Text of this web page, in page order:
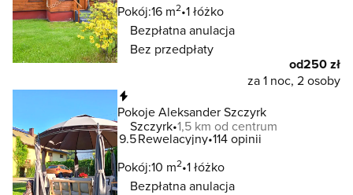
Pokój:16 m2 1 łóżko
Bezpłatna anulacja
Bez przedpłaty
od250 zł
za 1 noc, 2 osoby
Pokoje Aleksander Szczyrk
Szczyrk 1,5 km od centrum
9.5Rewelacyjny 114 opinii
Pokój:10 m2 1 łóżko
Bezpłatna anulacja